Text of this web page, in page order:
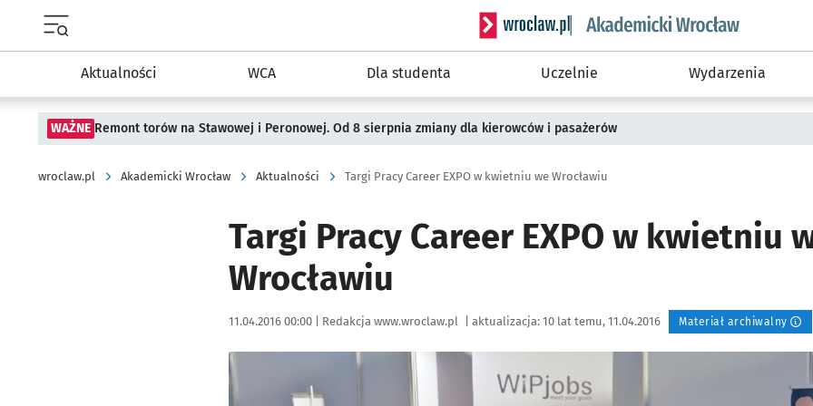
Menu główne portalu wroclaw.pl
Serwis informacyjny wroclaw.pl podserwis:
Aktualności WCA Dla studenta Uczelnie Wydarzenia
WAŻNE Remont torów na Stawowej i Peronowej. Od 8 sierpnia zmiany dla kierowców i pasażerów
wroclaw.pl Akademicki Wrocław Aktualności Targi Pracy Career EXPO w kwietniu we Wrocławiu
Targi Pracy Career EXPO w kwietniu
Wrocławiu
Data publikacji:
11.04.2016 00:00 | Autor:
Redakcja www.wroclaw.pl aktualizacja: 10 lat temu, 11.04.2016 Materiał archiwalny
Kliknij, aby powiększyć